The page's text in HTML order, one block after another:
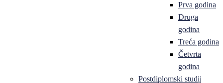
Prva godina
Druga
godina
Treća godina
Četvrta
godina
Postdiplomski studij